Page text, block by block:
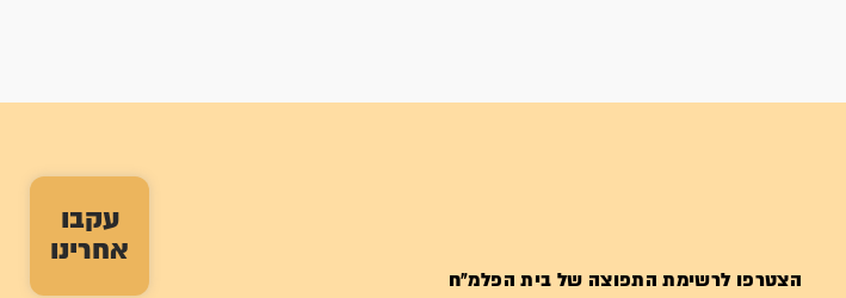
עקבו
אחרינו
הצטרפו לרשימת התפוצה של בית הפלמ"ח